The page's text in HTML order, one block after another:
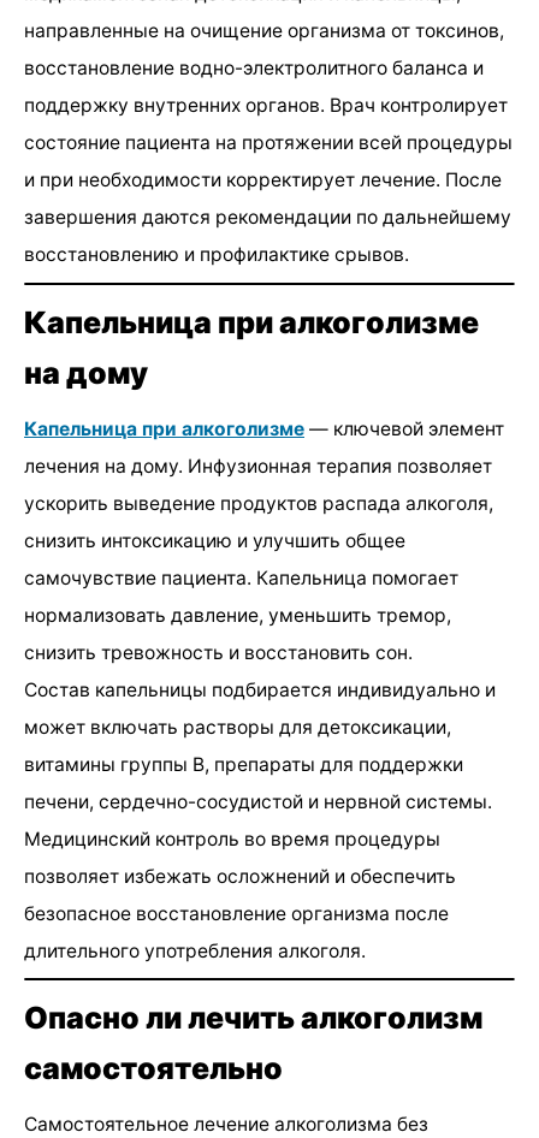
направленные на очищение организма от токсинов,
восстановление водно-электролитного баланса и
поддержку внутренних органов. Врач контролирует
состояние пациента на протяжении всей процедуры
и при необходимости корректирует лечение. После
завершения даются рекомендации по дальнейшему
восстановлению и профилактике срывов.
Капельница при алкоголизме
на дому
Капельница при алкоголизме — ключевой элемент
лечения на дому. Инфузионная терапия позволяет
ускорить выведение продуктов распада алкоголя,
снизить интоксикацию и улучшить общее
самочувствие пациента. Капельница помогает
нормализовать давление, уменьшить тремор,
снизить тревожность и восстановить сон.
Состав капельницы подбирается индивидуально и
может включать растворы для детоксикации,
витамины группы B, препараты для поддержки
печени, сердечно-сосудистой и нервной системы.
Медицинский контроль во время процедуры
позволяет избежать осложнений и обеспечить
безопасное восстановление организма после
длительного употребления алкоголя.
Опасно ли лечить алкоголизм
самостоятельно
Самостоятельное лечение алкоголизма без